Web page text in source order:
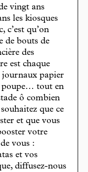
vingt ans
les kiosques
c’est qu’on
de bouts de
des
est chaque
journaux papier
poupe… tout en
ô combien
que ce
et que vous
votre
vous :
et vos
diffusez-nous